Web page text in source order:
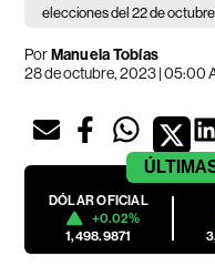
elecciones del 22 de
PorManuela Tobías
28 de octubre, 2023 | 05:00
DÓLAR OFICIAL
+0.02%
1,498.9871